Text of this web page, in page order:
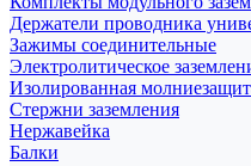
Держатели проводника
Зажимы соединительные
Электролитическое
Изолированная
Стержни заземления
Нержавейка
Балки